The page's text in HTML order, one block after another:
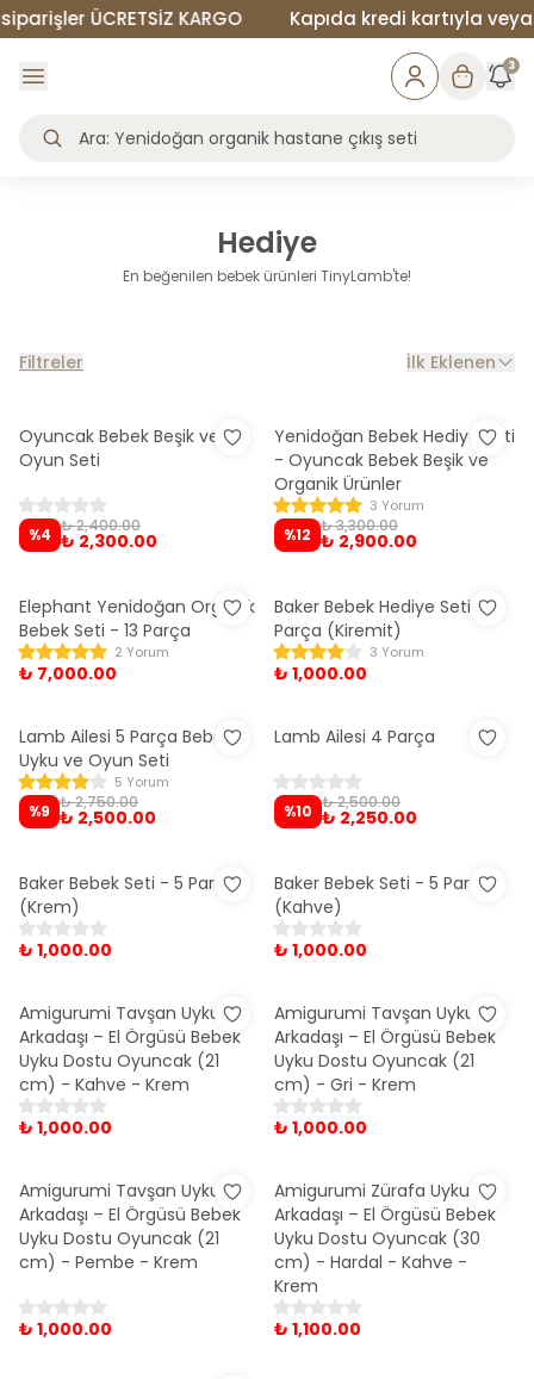
ÜCRETSİZ KARGO Kapıda kredi kartıyla
3
Hediye
En beğenilen bebek ürünleri TinyLamb'te!
Filtreler İlk Eklenen
Oyuncak Bebek Beşik ve
Oyun Seti
%4 ₺ 2,400.00
₺ 2,300.00
Yenidoğan Bebek Hediye Seti
- Oyuncak Bebek Beşik ve
Organik Ürünler
3 Yorum
%12 ₺ 3,300.00
₺ 2,900.00
Elephant Yenidoğan Organik
Bebek Seti - 13 Parça
2 Yorum
₺ 7,000.00
Baker Bebek Hediye Seti - 5
Parça (Kiremit)
3 Yorum
₺ 1,000.00
Lamb Ailesi 5 Parça Bebek
Uyku ve Oyun Seti
5 Yorum
%9 ₺ 2,750.00
₺ 2,500.00
Lamb Ailesi 4 Parça
%10 ₺ 2,500.00
₺ 2,250.00
Baker Bebek Seti - 5 Parça
(Krem)
₺ 1,000.00
Baker Bebek Seti - 5 Parça
(Kahve)
₺ 1,000.00
Amigurumi Tavşan Uyku
Arkadaşı – El Örgüsü Bebek
Uyku Dostu Oyuncak (21
cm) - Kahve - Krem
₺ 1,000.00
Amigurumi Tavşan Uyku
Arkadaşı – El Örgüsü Bebek
Uyku Dostu Oyuncak (21
cm) - Gri - Krem
₺ 1,000.00
Amigurumi Tavşan Uyku
Arkadaşı – El Örgüsü Bebek
Uyku Dostu Oyuncak (21
cm) - Pembe - Krem
₺ 1,000.00
Amigurumi Zürafa Uyku
Arkadaşı – El Örgüsü Bebek
Uyku Dostu Oyuncak (30
cm) - Hardal - Kahve -
Krem
₺ 1,100.00